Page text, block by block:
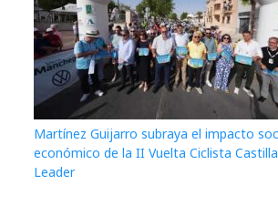
Martínez Guijarro subraya el impacto
económico de la II Vuelta Ciclista
Leader